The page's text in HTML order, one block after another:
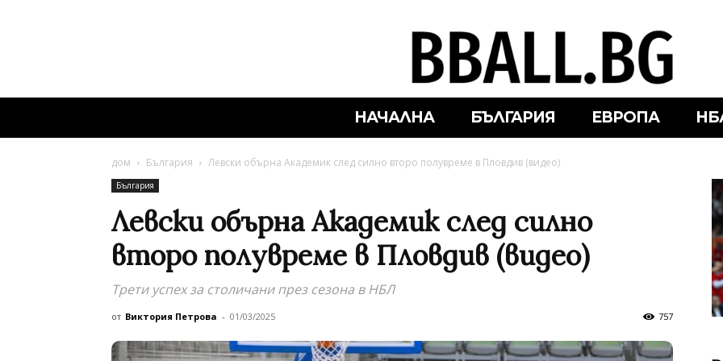
НАЧАЛНА БЪЛГАРИЯ ЕВРОПА
дом България Левски обърна Академик след силно второ полувреме в Пловдив (видео)
България
Левски обърна Академик след силно
второ полувреме в Пловдив (видео)
Трети успех за столичани през сезона в НБЛ
от Виктория Петрова - 01/03/2025 757